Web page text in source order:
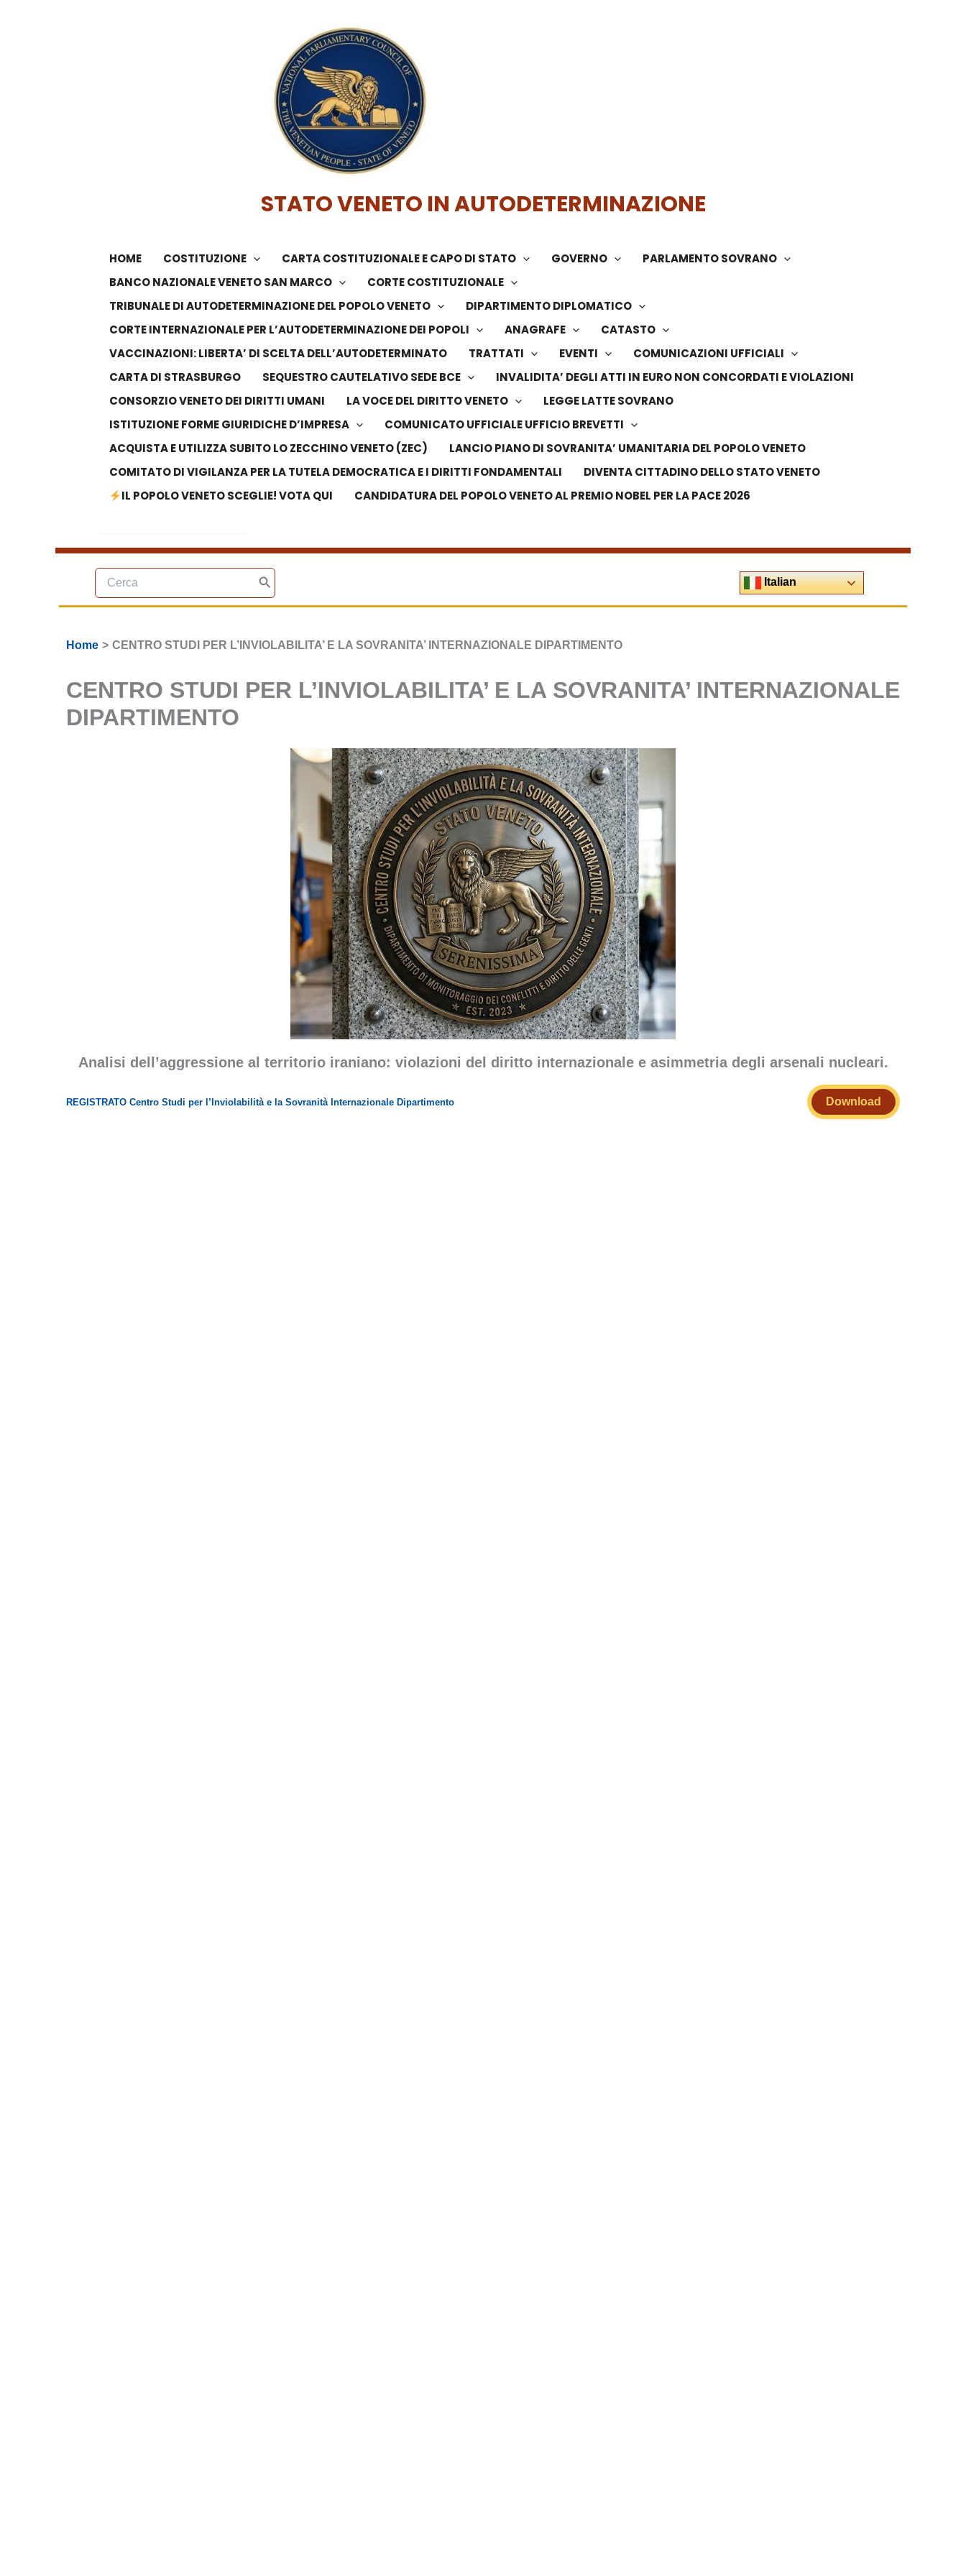
STATO VENETO IN AUTODETERMINAZIONE
HOME COSTITUZIONE CARTA COSTITUZIONALE E CAPO DI STATO GOVERNO
PARLAMENTO SOVRANO
BANCO NAZIONALE VENETO SAN MARCO
CORTE COSTITUZIONALE
TRIBUNALE DI AUTODETERMINAZIONE DEL POPOLO VENETO
DIPARTIMENTO DIPLOMATICO
CORTE INTERNAZIONALE PER L’AUTODETERMINAZIONE DEI POPOLI
ANAGRAFE
CATASTO
VACCINAZIONI: LIBERTA’ DI SCELTA DELL’AUTODETERMINATO
TRATTATI EVENTI
COMUNICAZIONI UFFICIALI
CARTA DI STRASBURGO
SEQUESTRO CAUTELATIVO SEDE BCE
INVALIDITA’ DEGLI ATTI IN EURO NON CONCORDATI E VIOLAZIONI
CONSORZIO VENETO DEI DIRITTI UMANI
LA VOCE DEL DIRITTO VENETO
LEGGE LATTE SOVRANO
ISTITUZIONE FORME GIURIDICHE D’IMPRESA
COMUNICATO UFFICIALE UFFICIO BREVETTI
ACQUISTA E UTILIZZA SUBITO LO ZECCHINO VENETO (ZEC)
LANCIO PIANO DI SOVRANITA’ UMANITARIA DEL POPOLO VENETO
COMITATO DI VIGILANZA PER LA TUTELA DEMOCRATICA E I DIRITTI FONDAMENTALI
DIVENTA CITTADINO DELLO STATO VENETO
IL POPOLO VENETO SCEGLIE! VOTA QUI
CANDIDATURA DEL POPOLO VENETO AL PREMIO NOBEL PER LA PACE 2026
Ricerca
per:
Cerca
Italian
Home CENTRO STUDI PER L’INVIOLABILITA’ E LA SOVRANITA’ INTERNAZIONALE DIPARTIMENTO
CENTRO STUDI PER L’INVIOLABILITA’ E LA SOVRANITA’ INTERNAZIONALE
DIPARTIMENTO
Analisi dell’aggressione al territorio iraniano: violazioni del diritto internazionale e asimmetria degli arsenali nucleari.
REGISTRATO Centro Studi per l’Inviolabilità e la Sovranità Internazionale Dipartimento Download